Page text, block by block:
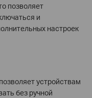
позволяет
и
настроек
устройствам
без ручной